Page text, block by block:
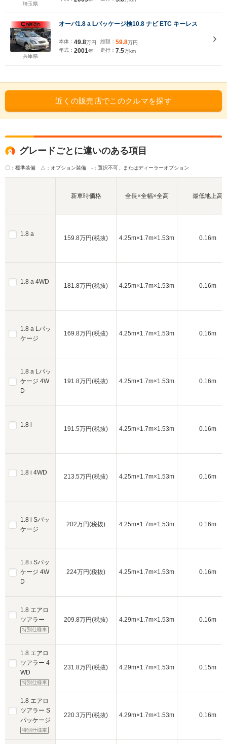
埼玉県
兵庫県
オーパ1.8 a Lパッケージ検10.8 ナビ ETC キーレス
本体： 49.8万円
年式： 2001年
総額： 59.8万円
走行： 7.5万km
近くの販売店でこのクルマを探す
グレードごとに違いのある項目
〇：標準装備 △：オプション装備 -：選択不可、またはディーラーオプション
1.8 a
1.8 a 4WD
1.8 a Lパッ
ケージ
1.8 a Lパッ
ケージ 4W
D
1.8 i
1.8 i 4WD
1.8 i Sパッ
ケージ
1.8 i Sパッ
ケージ 4W
D
1.8 エアロ
ツアラー
特別仕様車
1.8 エアロ
ツアラー 4
WD
特別仕様車
1.8 エアロ
ツアラー S
パッケージ
特別仕様車
新車時価格 全長×全幅×全高 最低地上高
159.8万円(税抜) 4.25m×1.7m×1.53m 0.16m
181.8万円(税抜) 4.25m×1.7m×1.53m 0.16m
169.8万円(税抜) 4.25m×1.7m×1.53m 0.16m
191.8万円(税抜) 4.25m×1.7m×1.53m 0.16m
191.5万円(税抜) 4.25m×1.7m×1.53m 0.16m
213.5万円(税抜) 4.25m×1.7m×1.53m 0.16m
202万円(税抜) 4.25m×1.7m×1.53m 0.16m
224万円(税抜) 4.25m×1.7m×1.53m 0.16m
209.8万円(税抜) 4.29m×1.7m×1.53m 0.16m
231.8万円(税抜) 4.29m×1.7m×1.53m 0.15m
220.3万円(税抜) 4.29m×1.7m×1.53m 0.16m